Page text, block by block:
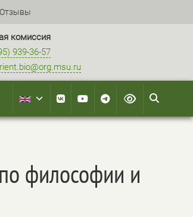
Отзывы
комиссия
939-36-57
философии и